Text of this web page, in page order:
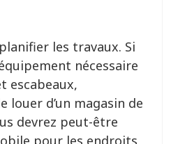
les travaux. Si
nécessaire
escabeaux,
louer d’un magasin de
devrez peut-être
pour les endroits